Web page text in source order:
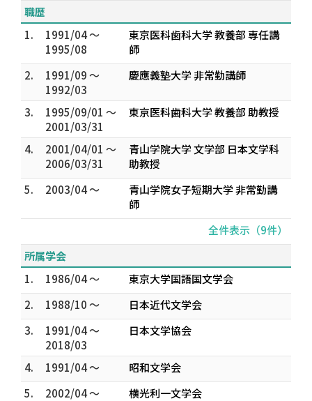
職歴
1.
1991/04 ～
1995/08
東京医科歯科大学 教養部 専任講
師
2.
1991/09 ～
1992/03
慶應義塾大学 非常勤講師
3.
1995/09/01 ～
2001/03/31
東京医科歯科大学 教養部 助教授
4.
2001/04/01 ～
2006/03/31
青山学院大学 文学部 日本文学科
助教授
5.
2003/04 ～
青山学院女子短期大学 非常勤講
師
全件表示（9件）
所属学会
1.
1986/04 ～
東京大学国語国文学会
2.
1988/10 ～
日本近代文学会
3.
1991/04 ～
2018/03
日本文学協会
4. 1991/04 ～
昭和文学会
5.
2002/04 ～
横光利一文学会